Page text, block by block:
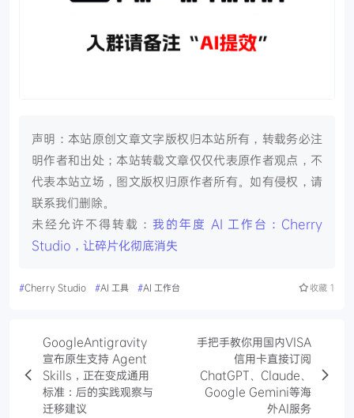
声明：本站原创文章文字版权归本站所有，转载务必注
明作者和出处；本站转载文章仅仅代表原作者观点，不
代表本站立场，图文版权归原作者所有。如有侵权，请
联系我们删除。
未经允许不得转载： 我的年度 AI 工作台：Cherry
Studio，让碎片化彻底消失
#Cherry Studio #AI 工具 #AI 工作台 收藏 1
GoogleAntigravity
宣布原生支持 Agent
Skills，正在变成通用
标准：后的实践观察与
迁移建议
手把手教你用国内VISA
信用卡直接订阅
ChatGPT、Claude、
Google Gemini等海
外AI服务